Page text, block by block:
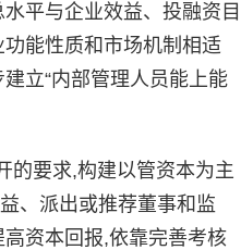
平与企业效益、投融资目
能性质和市场机制相适
立“内部管理人员能上能
要求,构建以管资本为主
、派出或推荐董事和监
资本回报,依靠完善考核